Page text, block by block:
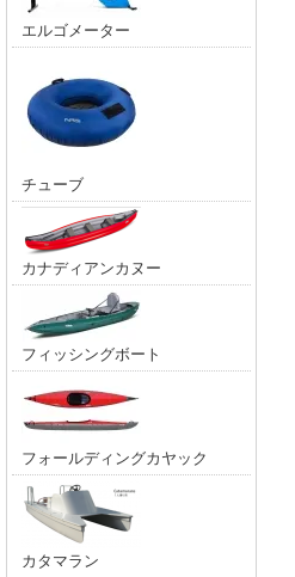
エルゴメーター
チューブ
カナディアンカヌー
フィッシングボート
フォールディングカヤック
カタマラン